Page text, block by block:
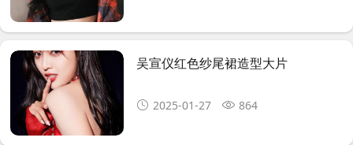
吴宣仪红色纱尾裙造型大片
2025-01-27 864